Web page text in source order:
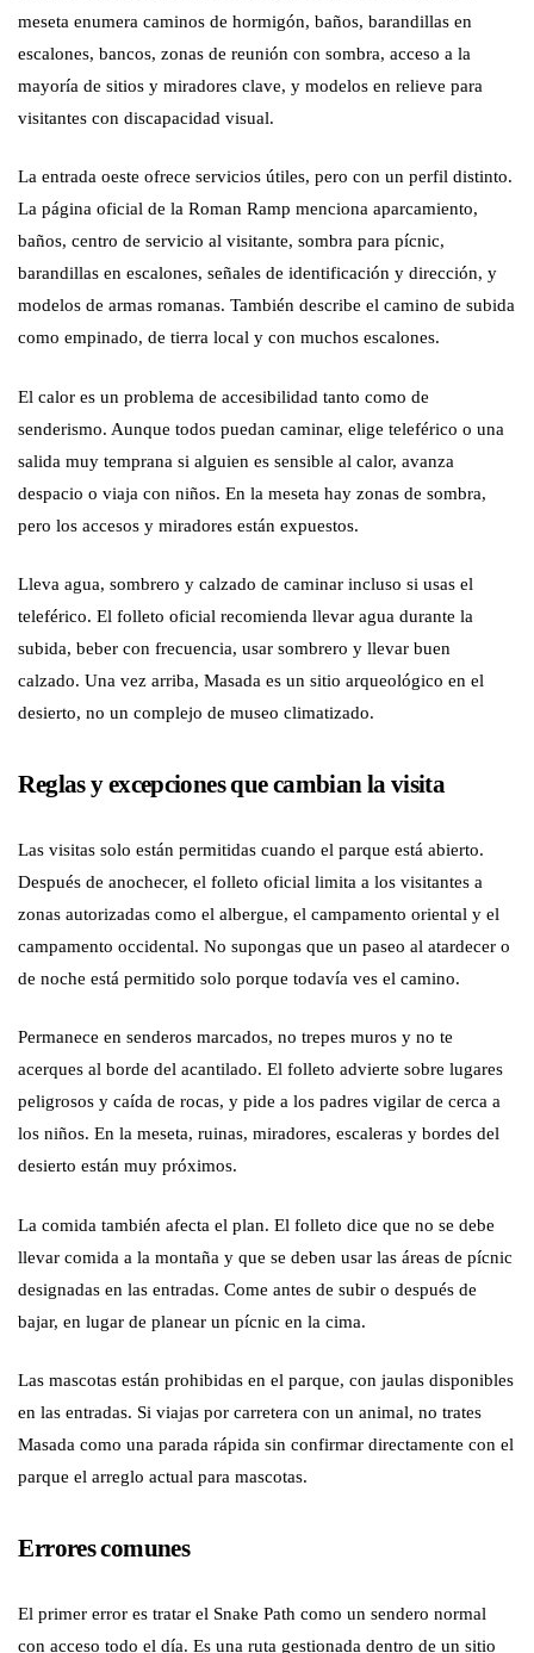
meseta enumera caminos de hormigón, baños, barandillas en
escalones, bancos, zonas de reunión con sombra, acceso a la
mayoría de sitios y miradores clave, y modelos en relieve para
visitantes con discapacidad visual.
La entrada oeste ofrece servicios útiles, pero con un perfil distinto.
La página oficial de la Roman Ramp menciona aparcamiento,
baños, centro de servicio al visitante, sombra para pícnic,
barandillas en escalones, señales de identificación y dirección, y
modelos de armas romanas. También describe el camino de subida
como empinado, de tierra local y con muchos escalones.
El calor es un problema de accesibilidad tanto como de
senderismo. Aunque todos puedan caminar, elige teleférico o una
salida muy temprana si alguien es sensible al calor, avanza
despacio o viaja con niños. En la meseta hay zonas de sombra,
pero los accesos y miradores están expuestos.
Lleva agua, sombrero y calzado de caminar incluso si usas el
teleférico. El folleto oficial recomienda llevar agua durante la
subida, beber con frecuencia, usar sombrero y llevar buen
calzado. Una vez arriba, Masada es un sitio arqueológico en el
desierto, no un complejo de museo climatizado.
Reglas y excepciones que cambian la visita
Las visitas solo están permitidas cuando el parque está abierto.
Después de anochecer, el folleto oficial limita a los visitantes a
zonas autorizadas como el albergue, el campamento oriental y el
campamento occidental. No supongas que un paseo al atardecer o
de noche está permitido solo porque todavía ves el camino.
Permanece en senderos marcados, no trepes muros y no te
acerques al borde del acantilado. El folleto advierte sobre lugares
peligrosos y caída de rocas, y pide a los padres vigilar de cerca a
los niños. En la meseta, ruinas, miradores, escaleras y bordes del
desierto están muy próximos.
La comida también afecta el plan. El folleto dice que no se debe
llevar comida a la montaña y que se deben usar las áreas de pícnic
designadas en las entradas. Come antes de subir o después de
bajar, en lugar de planear un pícnic en la cima.
Las mascotas están prohibidas en el parque, con jaulas disponibles
en las entradas. Si viajas por carretera con un animal, no trates
Masada como una parada rápida sin confirmar directamente con el
parque el arreglo actual para mascotas.
Errores comunes
El primer error es tratar el Snake Path como un sendero normal
con acceso todo el día. Es una ruta gestionada dentro de un sitio